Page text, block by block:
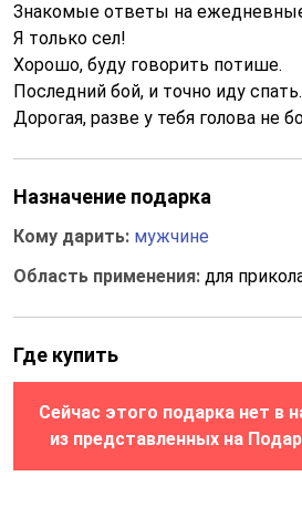
Знакомые ответы на
Я только сел!
Хорошо, буду говорить потише.
Последний бой, и точно иду спать.
Дорогая, разве у тебя голова не
Назначение подарка
Кому дарить: мужчине
Область применения: для
Где купить
Сейчас этого подарка нет в
из представленных на